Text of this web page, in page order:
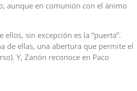
aunque en comunión con el ánimo
sin excepción es la “puerta”.
de ellas, una abertura que permite el
Y, Zanón reconoce en Paco